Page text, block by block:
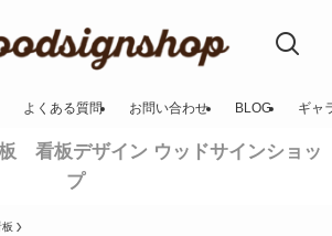
よくある質問 お問い合わせ BLOG ギャ
看板デザイン ウッドサインショッ
プ